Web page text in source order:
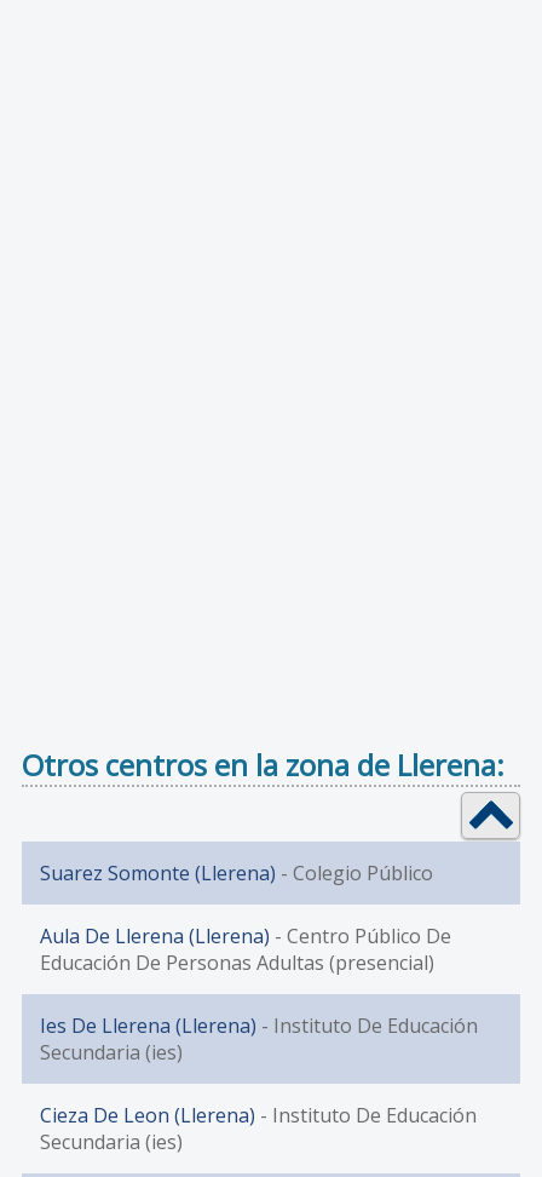
Otros centros en la zona de Llerena:
Suarez Somonte (Llerena) - Colegio Público
Aula De Llerena (Llerena) - Centro Público De
Educación De Personas Adultas (presencial)
Ies De Llerena (Llerena) - Instituto De Educación
Secundaria (ies)
Cieza De Leon (Llerena) - Instituto De Educación
Secundaria (ies)